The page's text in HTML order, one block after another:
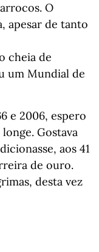
O
apesar de tanto
cheia de
um Mundial de
e 2006, espero
Gostava
aos 41
de ouro.
desta vez